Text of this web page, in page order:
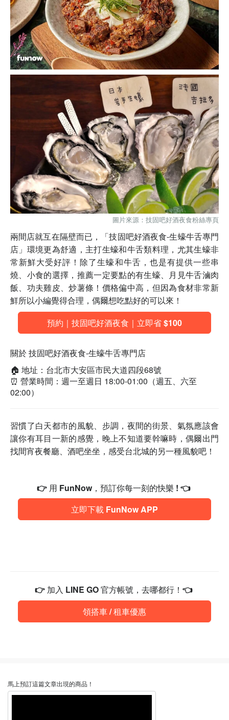
圖片來源：技固吧好酒夜食粉絲專頁
兩間店就互在隔壁而已，「技固吧好酒夜食-生蠔牛舌專門
店」環境更為舒適，主打生蠔和牛舌類料理，尤其生蠔非
常新鮮大受好評！除了生蠔和牛舌，也是有提供一些串
燒、小食的選擇，推薦一定要點的有生蠔、月見牛舌滷肉
飯、功夫雞皮、炒薯條！價格偏中高，但因為食材非常新
鮮所以小編覺得合理，偶爾想吃點好的可以來！
預約｜技固吧好酒夜食｜立即省 $100
關於 技固吧好酒夜食-生蠔牛舌專門店
🏠 地址：台北市大安區市民大道四段68號
⏰ 營業時間：週一至週日 18:00-01:00（週五、六至
02:00）
習慣了白天都市的風貌、步調，夜間的街景、氣氛應該會
讓你有耳目一新的感覺，晚上不知道要幹嘛時，偶爾出門
找間宵夜餐廳、酒吧坐坐，感受台北城的另一種風貌吧！
👉 用 FunNow，預訂你每一刻的快樂 ! 👈
立即下載 FunNow APP
👉 加入 LINE GO 官方帳號，去哪都行！👈
領搭車 / 租車優惠
馬上預訂這篇文章出現的商品！